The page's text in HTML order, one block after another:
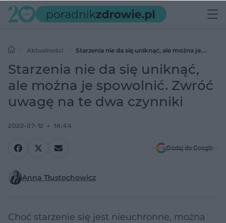
Aktualności
Starzenia nie da się uniknąć, ale można je
spowolnić. Zwróć uwagę na te dwa czynniki
Starzenia nie da się uniknąć,
ale można je spowolnić. Zwróć
uwagę na te dwa czynniki
2022-07-12 14:44
Dodaj do Google
Anna Tłustochowicz
Choć starzenie się jest nieuchronne, można